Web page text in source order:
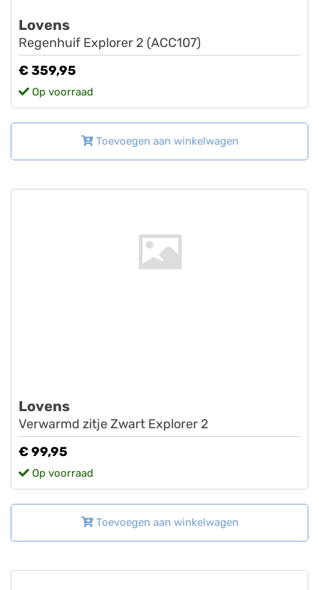
Lovens
Regenhuif Explorer 2 (ACC107)
€ 359,95
Op voorraad
Toevoegen aan winkelwagen
Lovens
Verwarmd zitje Zwart Explorer 2
€ 99,95
Op voorraad
Toevoegen aan winkelwagen